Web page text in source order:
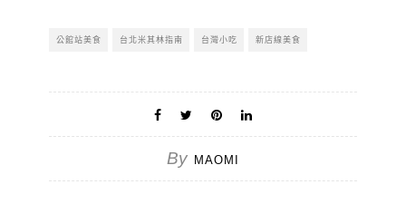
公館站美食 台北米其林指南 台灣小吃 新店線美食
By MAOMI